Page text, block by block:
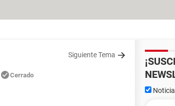
Siguiente Tema
Cerrado